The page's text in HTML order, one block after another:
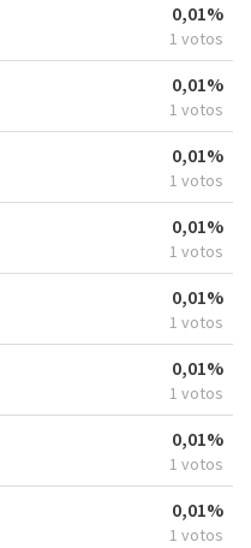
0,01%
1 votos
0,01%
1 votos
0,01%
1 votos
0,01%
1 votos
0,01%
1 votos
0,01%
1 votos
0,01%
1 votos
0,01%
1 votos